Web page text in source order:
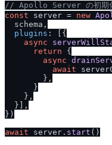
// Apollo Server の初期
const server = new
  schema,
plugins : [{
async
return {
async
await
        },
      }
    },
  }],
})
await server. start ()